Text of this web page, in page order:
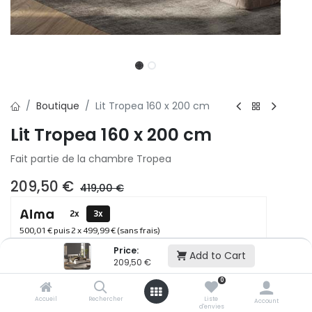
Price:
209,50 € Add to Cart
Accueil Rechercher
0
Liste
d'envies
Account
Boutique Lit Tropea 160 x 200 cm
Lit Tropea 160 x 200 cm
Fait partie de la chambre Tropea
209,50 € 419,00€
2x
3x
500,01 € puis 2 x 499,99 € (sans frais)
Ajouter au panier